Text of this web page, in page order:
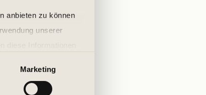
anbieten zu können
unserer
Marketing